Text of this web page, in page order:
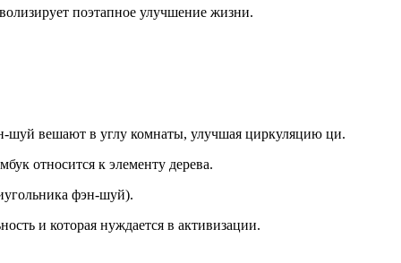
поэтапное улучшение жизни.
шуй вешают в углу комнаты, улучшая циркуляцию ци.
относится к элементу дерева.
фэн-шуй).
и которая нуждается в активизации.